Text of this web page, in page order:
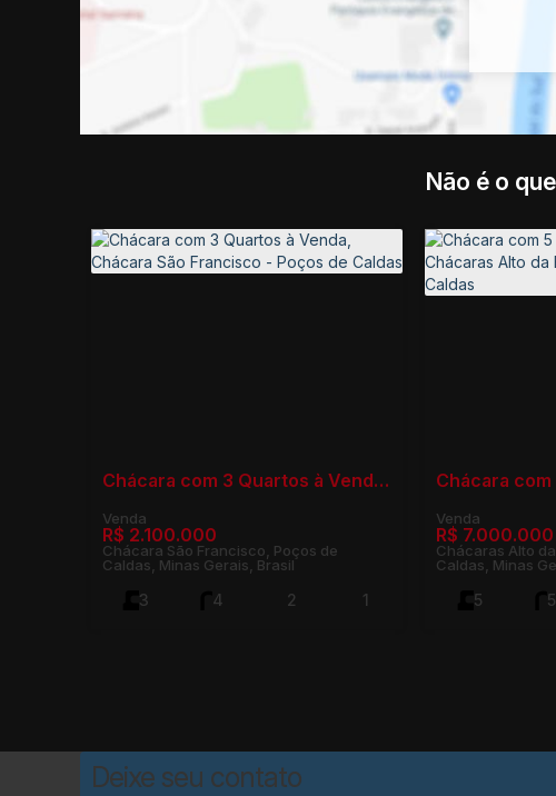
Não é o
Chácara com 3 Quartos à Venda, Chácara São Francisco - Poços de Caldas
R$ 2.100.000
Chácara São Francisco, Poços de
Caldas, Minas Gerais, Brasil
3 4 2
1
R$ 7.000.000
Chácaras Alto
Caldas, Minas
5 5
Deixe seu contato